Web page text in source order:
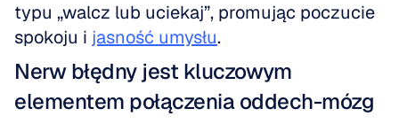
typu „walcz lub uciekaj”, promując poczucie
spokoju i jasność umysłu.
Nerw błędny jest kluczowym
elementem połączenia oddech-mózg